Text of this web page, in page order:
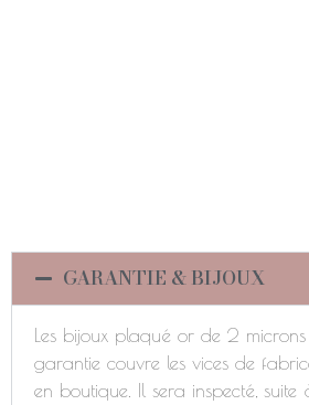
GARANTIE & BIJOUX
Les bijoux plaqué or de 2
garantie couvre les vices de
en boutique. Il sera inspecté,